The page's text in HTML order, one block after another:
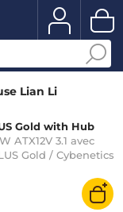
Lian Li
Gold with Hub
ATX12V 3.1 avec
Gold / Cybenetics